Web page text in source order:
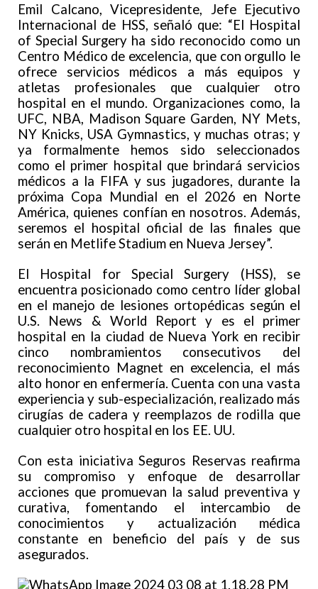
Emil Calcano, Vicepresidente, Jefe Ejecutivo
Internacional de HSS, señaló que: “El Hospital
of Special Surgery ha sido reconocido como un
Centro Médico de excelencia, que con orgullo le
ofrece servicios médicos a más equipos y
atletas profesionales que cualquier otro
hospital en el mundo. Organizaciones como, la
UFC, NBA, Madison Square Garden, NY Mets,
NY Knicks, USA Gymnastics, y muchas otras; y
ya formalmente hemos sido seleccionados
como el primer hospital que brindará servicios
médicos a la FIFA y sus jugadores, durante la
próxima Copa Mundial en el 2026 en Norte
América, quienes confían en nosotros. Además,
seremos el hospital oficial de las finales que
serán en Metlife Stadium en Nueva Jersey”.
El Hospital for Special Surgery (HSS), se
encuentra posicionado como centro líder global
en el manejo de lesiones ortopédicas según el
U.S. News & World Report y es el primer
hospital en la ciudad de Nueva York en recibir
cinco nombramientos consecutivos del
reconocimiento Magnet en excelencia, el más
alto honor en enfermería. Cuenta con una vasta
experiencia y sub-especialización, realizado más
cirugías de cadera y reemplazos de rodilla que
cualquier otro hospital en los EE. UU.
Con esta iniciativa Seguros Reservas reafirma
su compromiso y enfoque de desarrollar
acciones que promuevan la salud preventiva y
curativa, fomentando el intercambio de
conocimientos y actualización médica
constante en beneficio del país y de sus
asegurados.